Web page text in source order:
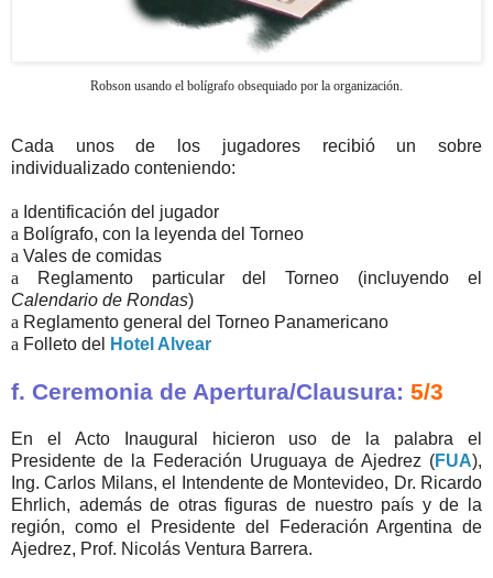
Robson usando el bolígrafo obsequiado por la organización.
Cada unos de los jugadores recibió un sobre
individualizado conteniendo:
a Identificación del jugador
a Bolígrafo, con la leyenda del Torneo
a Vales de comidas
a Reglamento particular del Torneo (incluyendo el
Calendario de Rondas)
a Reglamento general del Torneo Panamericano
a Folleto del Hotel Alvear
f. Ceremonia de Apertura/Clausura: 5/3
En el Acto Inaugural hicieron uso de la palabra el
Presidente de la Federación Uruguaya de Ajedrez (FUA),
Ing. Carlos Milans, el Intendente de Montevideo, Dr. Ricardo
Ehrlich, además de otras figuras de nuestro país y de la
región, como el Presidente del Federación Argentina de
Ajedrez, Prof. Nicolás Ventura Barrera.